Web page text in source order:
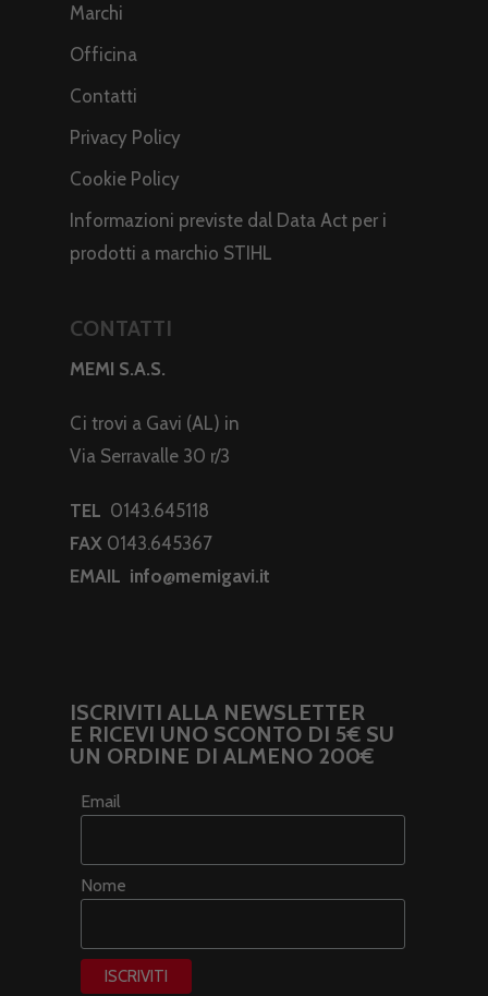
Marchi
Officina
Contatti
Privacy Policy
Cookie Policy
Informazioni previste dal Data Act per i
prodotti a marchio STIHL
CONTATTI
MEMI S.A.S.
Ci trovi a Gavi (AL) in
Via Serravalle 30 r/3
TEL 0143.645118
FAX 0143.645367
EMAIL info@memigavi.it
ISCRIVITI ALLA NEWSLETTER
E RICEVI UNO SCONTO DI 5€ SU
UN ORDINE DI ALMENO 200€
Email
Nome